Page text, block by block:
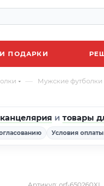
ПОДАРКИ
— Мужские футболки
канцелярия и товары
Условия оплаты